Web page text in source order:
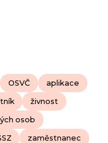
OSVČ aplikace
živnost
osob
zaměstnanec